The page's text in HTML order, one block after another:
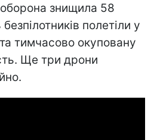
знищила 58
полетіли у
тимчасово окуповану
Ще три дрони